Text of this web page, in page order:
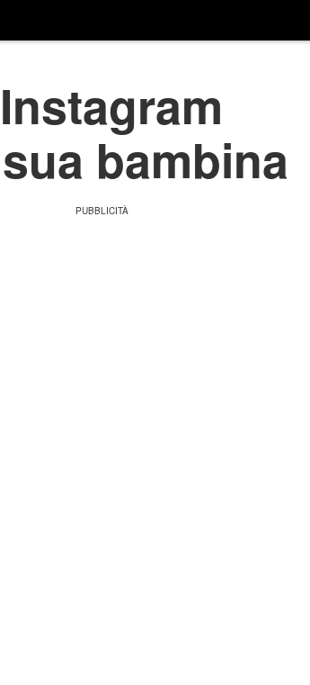
bambina